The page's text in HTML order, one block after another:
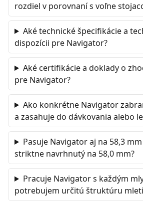
rozdiel v porovnaní s voľne
Aké technické špecifikácie a
dispozícii pre Navigator?
Aké certifikácie a doklady o
pre Navigator?
Ako konkrétne Navigator
a zasahuje do dávkovania alebo
Pasuje Navigator aj na 58,3
striktne navrhnutý na 58,0 mm?
Pracuje Navigator s každým
potrebujem určitú štruktúru